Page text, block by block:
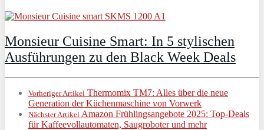
Monsieur Cuisine Smart: In 5 stylischen
Ausführungen zu den Black Week Deals
Vorheriger Artikel Thermomix TM7: Alles über die neue
Generation der Küchenmaschine von Vorwerk
Nächster Artikel Amazon Frühlingsangebote 2025: Top-Deals
für Kaffeevollautomaten, Saugroboter und mehr